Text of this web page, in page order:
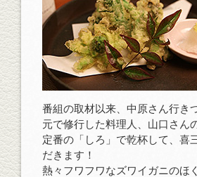
番組の取材以来、中原さん行き
元で修行した料理人、山口さん
定番の「しろ」で乾杯して、喜
だきます！
熱々フワフワなズワイガニのほ